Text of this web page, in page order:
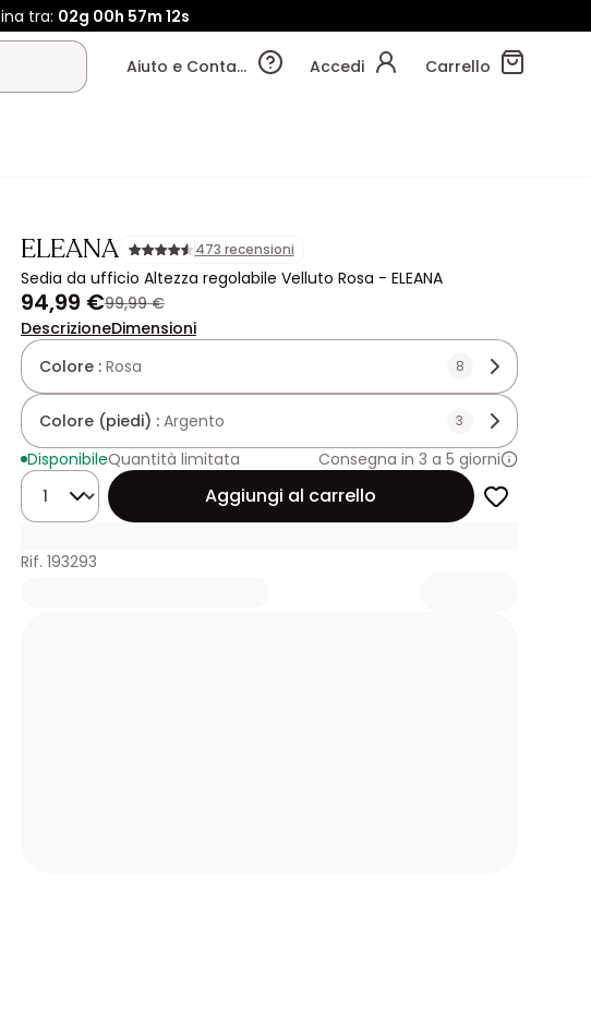
tra:02g 00h 57m 11s
Aiuto e Contatti Accedi Carrello
ELEANA 473 recensioni
Sedia da ufficio Altezza regolabile Velluto Rosa - ELEANA
94,99 €99,99 €
DescrizioneDimensioni
Colore : Rosa 8
Colore (piedi) : Argento 3
DisponibileQuantità limitata
Consegna in 3 a 5 giorni
Quantità
Aggiungi al carrello
Rif. 193293